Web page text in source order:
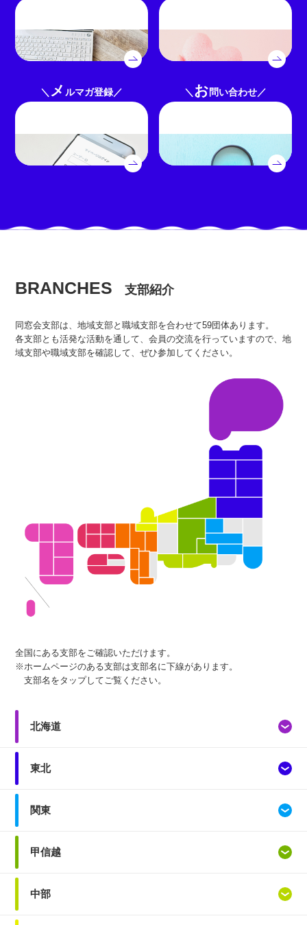
メ ルマガ登録 お問い合わせ
BRANCHES 支部紹介
同窓会支部は、地域支部と職域支部を合わせて59団体あります。
各支部とも活発な活動を通して、会員の交流を行っていますので、地
域支部や職域支部を確認して、ぜひ参加してください。
全国にある支部をご確認いただけます。
※ホームページのある支部は支部名に下線があります。
支部名をタップしてご覧ください。
北海道
東北
関東
甲信越
中部